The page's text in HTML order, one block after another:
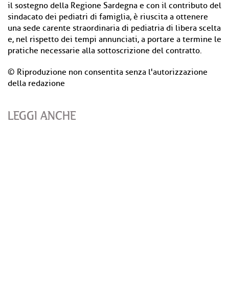
il sostegno della Regione Sardegna e con il contributo del
sindacato dei pediatri di famiglia, è riuscita a ottenere
una sede carente straordinaria di pediatria di libera scelta
e, nel rispetto dei tempi annunciati, a portare a termine le
pratiche necessarie alla sottoscrizione del contratto.
© Riproduzione non consentita senza l'autorizzazione
della redazione
LEGGI ANCHE